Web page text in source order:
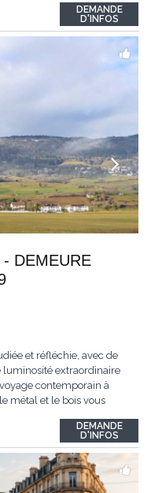
un spectacle qui change
DEMANDE
D'INFOS
DEMEURE
et réfléchie, avec de
luminosité extraordinaire
contemporain à
métal et le bois vous
verger de fruitiers, et...
DEMANDE
D'INFOS